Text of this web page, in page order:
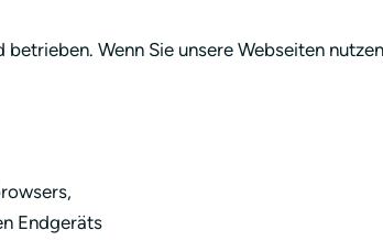
Wenn Sie unsere Webseiten
Endgeräts